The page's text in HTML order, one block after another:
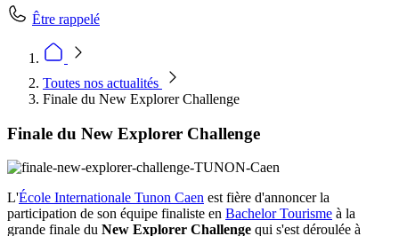
Être rappelé
Toutes nos actualités
Finale du New Explorer Challenge
Finale du New Explorer Challenge
L'École Internationale Tunon Caen est fière d'annoncer la
participation de son équipe finaliste en Bachelor Tourisme à la
grande finale du New Explorer Challenge qui s'est déroulée à